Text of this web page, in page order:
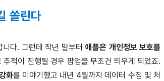
쏠린다
다. 그런데 작년 말부터 애플은 개인정보 보호를
적이 진행될 경우 팝업을 무조건 띄우게 되었죠.
화를 이야기했고 내년 4월까지 데이터 수집 및 처